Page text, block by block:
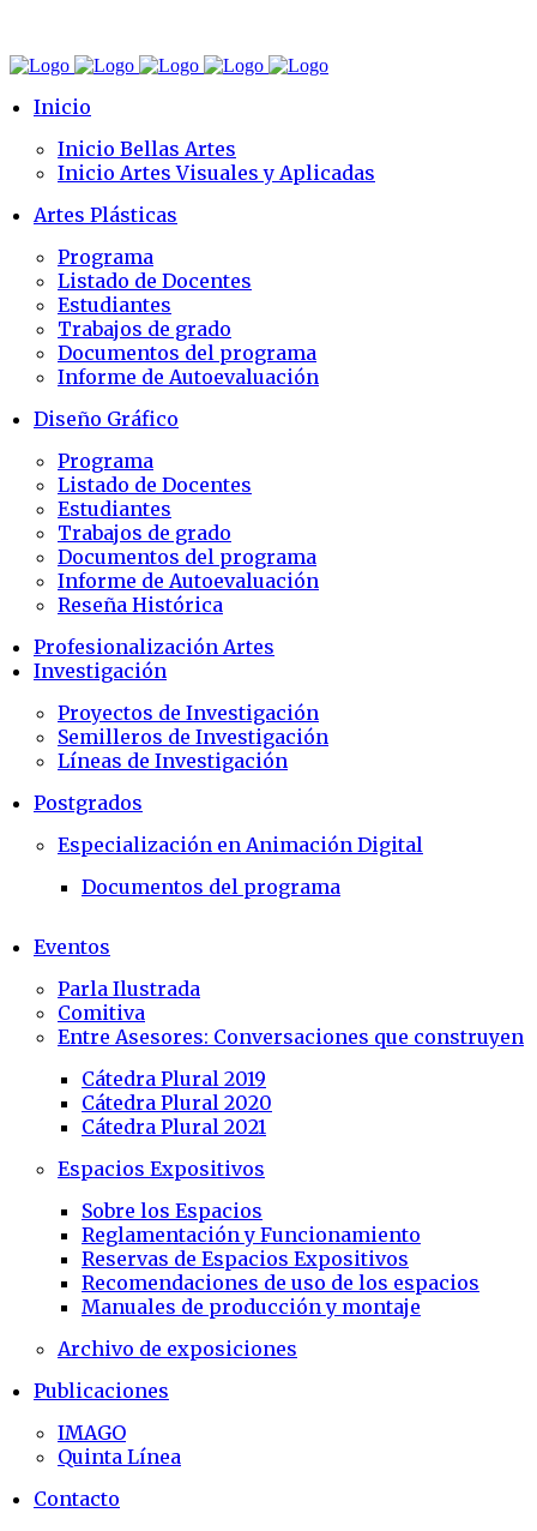
Inicio
Inicio Bellas Artes
Inicio Artes Visuales y Aplicadas
Artes Plásticas
Programa
Listado de Docentes
Estudiantes
Trabajos de grado
Documentos del programa
Informe de Autoevaluación
Diseño Gráfico
Programa
Listado de Docentes
Estudiantes
Trabajos de grado
Documentos del programa
Informe de Autoevaluación
Reseña Histórica
Profesionalización Artes
Investigación
Proyectos de Investigación
Semilleros de Investigación
Líneas de Investigación
Postgrados
Especialización en Animación Digital
Documentos del programa
Eventos
Parla Ilustrada
Comitiva
Entre Asesores: Conversaciones que construyen
Cátedra Plural 2019
Cátedra Plural 2020
Cátedra Plural 2021
Espacios Expositivos
Sobre los Espacios
Reglamentación y Funcionamiento
Reservas de Espacios Expositivos
Recomendaciones de uso de los espacios
Manuales de producción y montaje
Archivo de exposiciones
Publicaciones
IMAGO
Quinta Línea
Contacto